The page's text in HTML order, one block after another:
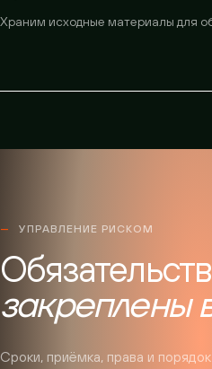
Храним исходные материалы для
УПРАВЛЕНИЕ РИСКОМ
закреплены
Сроки, приёмка, права и